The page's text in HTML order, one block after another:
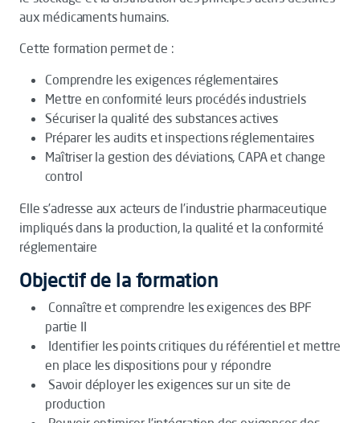
aux médicaments humains.
Cette formation permet de :
Comprendre les exigences réglementaires
Mettre en conformité leurs procédés industriels
Sécuriser la qualité des substances actives
Préparer les audits et inspections réglementaires
Maîtriser la gestion des déviations, CAPA et change
control
Elle s’adresse aux acteurs de l’industrie pharmaceutique
impliqués dans la production, la qualité et la conformité
réglementaire
Objectif de la formation
Connaître et comprendre les exigences des BPF
partie II
Identifier les points critiques du référentiel et mettre
en place les dispositions pour y répondre
Savoir déployer les exigences sur un site de
production